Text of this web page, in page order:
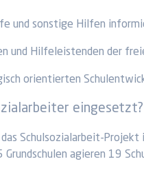
und sonstige Hilfen
und Hilfeleistenden der
orientierten
eingesetzt?
Schulsozialarbeit-
agieren 19